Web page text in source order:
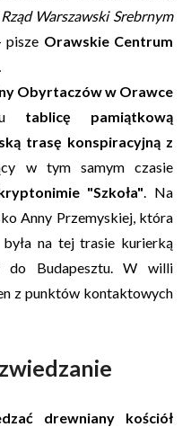
Warszawski Srebrnym
Orawskie Centrum
.
Obyrtaczów w Orawce
tablicę pamiątkową
trasę konspiracyjną z
w tym samym czasie
"Szkoła". Na
Anny Przemyskiej, która
na tej trasie kurierką
do Budapesztu. W willi
z punktów kontaktowych
drewniany kościół